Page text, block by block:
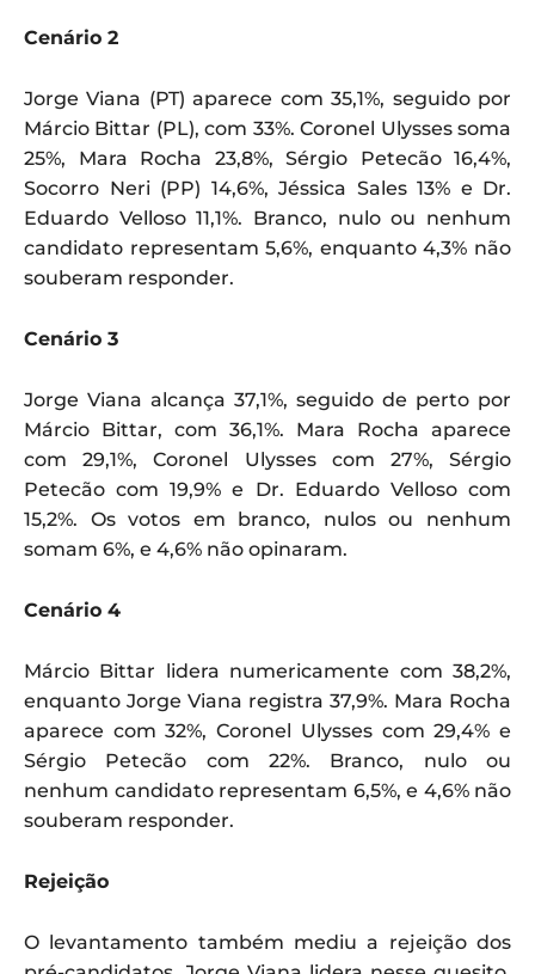
Cenário 2
Jorge Viana (PT) aparece com 35,1%, seguido por
Márcio Bittar (PL), com 33%. Coronel Ulysses soma
25%, Mara Rocha 23,8%, Sérgio Petecão 16,4%,
Socorro Neri (PP) 14,6%, Jéssica Sales 13% e Dr.
Eduardo Velloso 11,1%. Branco, nulo ou nenhum
candidato representam 5,6%, enquanto 4,3% não
souberam responder.
Cenário 3
Jorge Viana alcança 37,1%, seguido de perto por
Márcio Bittar, com 36,1%. Mara Rocha aparece
com 29,1%, Coronel Ulysses com 27%, Sérgio
Petecão com 19,9% e Dr. Eduardo Velloso com
15,2%. Os votos em branco, nulos ou nenhum
somam 6%, e 4,6% não opinaram.
Cenário 4
Márcio Bittar lidera numericamente com 38,2%,
enquanto Jorge Viana registra 37,9%. Mara Rocha
aparece com 32%, Coronel Ulysses com 29,4% e
Sérgio Petecão com 22%. Branco, nulo ou
nenhum candidato representam 6,5%, e 4,6% não
souberam responder.
Rejeição
O levantamento também mediu a rejeição dos